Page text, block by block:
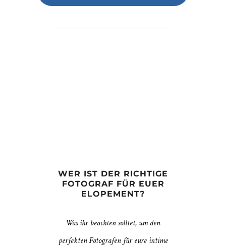
WER IST DER RICHTIGE
FOTOGRAF FÜR EUER
ELOPEMENT?
Was ihr beachten solltet, um den
perfekten Fotografen für eure intime